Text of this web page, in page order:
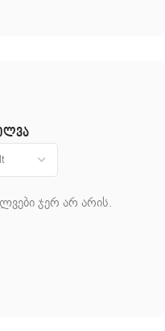
ჯერ არ არის.